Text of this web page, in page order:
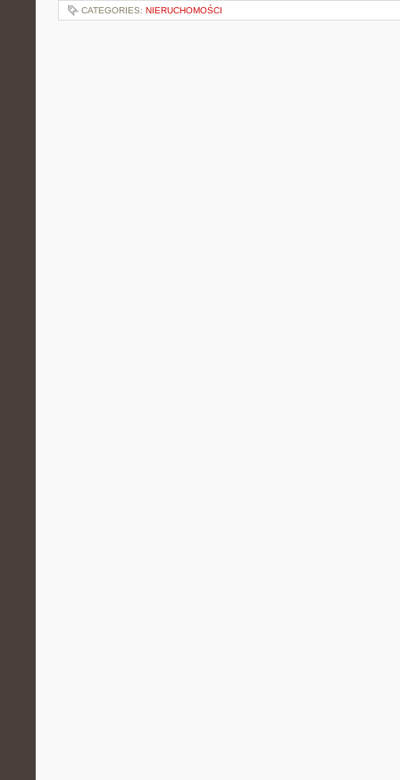
CATEGORIES: NIERUCHOMOŚCI